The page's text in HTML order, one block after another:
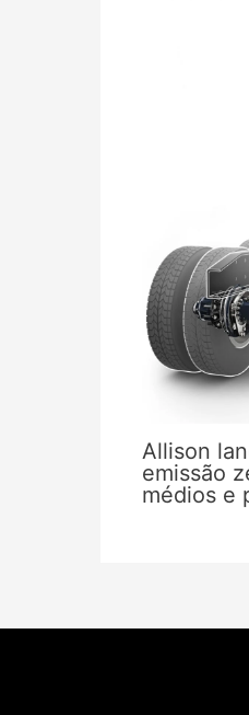
Allison
emissão
médios e